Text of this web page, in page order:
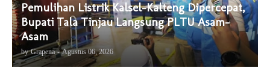
Pemulihan Listrik Kalsel-Kalteng Dipercepat,
Bupati Tala Tinjau Langsung PLTU Asam-
Asam
by Grapena - Agustus 06, 2026